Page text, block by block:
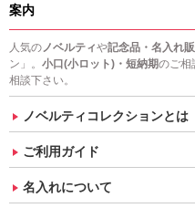
案内
人気のノベルティや記念品・名入れ
ン」。 小口(小ロット)・短納期のご相
相談下さい。
ノベルティコレクションとは
ご利用ガイド
名入れについて